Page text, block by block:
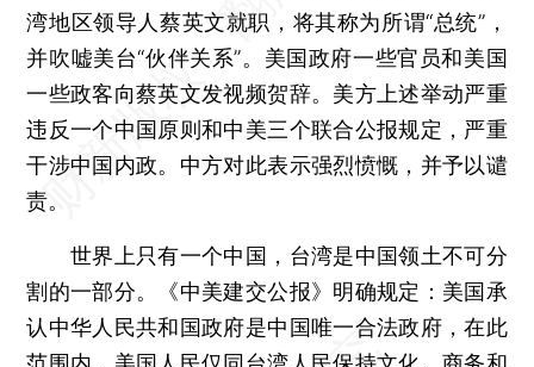
湾地区领导人蔡英文就职，将其称为所谓“总统”，
并吹嘘美台“伙伴关系”。美国政府一些官员和美国
一些政客向蔡英文发视频贺辞。美方上述举动严重
违反一个中国原则和中美三个联合公报规定，严重
干涉中国内政。中方对此表示强烈愤慨，并予以谴
责。
世界上只有一个中国，台湾是中国领土不可分
割的一部分。《中美建交公报》明确规定：美国承
认中华人民共和国政府是中国唯一合法政府，在此